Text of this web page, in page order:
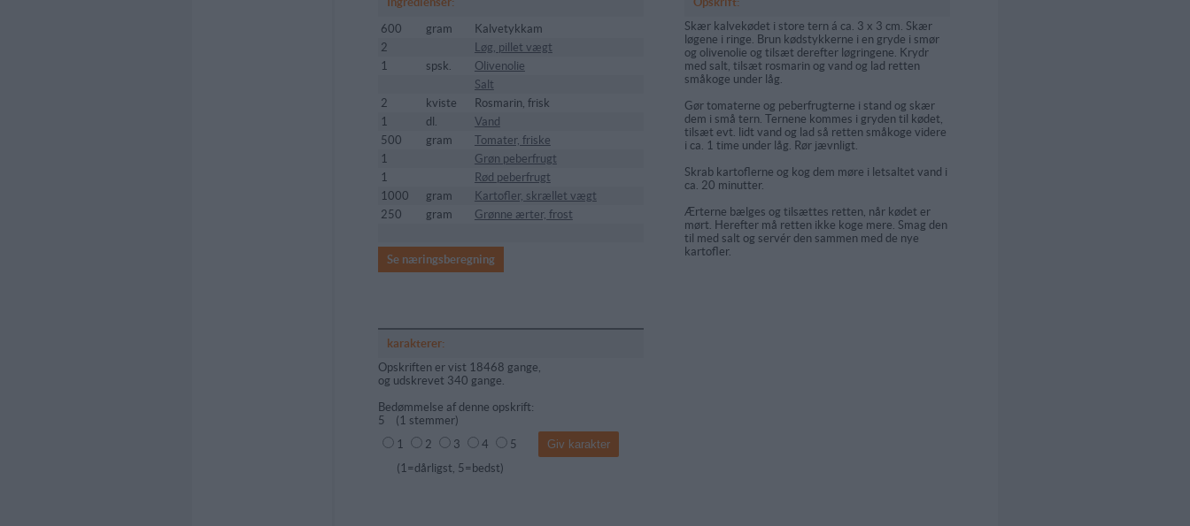
600
gram
Kalvetykkam
2
Løg, pillet vægt
1
spsk.
Olivenolie
Salt
2
kviste
Rosmarin, frisk
1
dl.
Vand
500
gram
Tomater, friske
1
Grøn peberfrugt
1
Rød peberfrugt
1000
gram
Kartofler, skrællet vægt
250
gram Grønne ærter, frost
Se næringsberegning
Skær kalvekødet i store tern á ca. 3 x 3 cm. Skær
løgene i ringe. Brun kødstykkerne i en gryde i smør
og olivenolie og tilsæt derefter løgringene. Krydr
med salt, tilsæt rosmarin og vand og lad retten
småkoge under låg.
Gør tomaterne og peberfrugterne i stand og skær
dem i små tern. Ternene kommes i gryden til kødet,
tilsæt evt. lidt vand og lad så retten småkoge videre
i ca. 1 time under låg. Rør jævnligt.
Skrab kartoflerne og kog dem møre i letsaltet vand i
ca. 20 minutter.
Ærterne bælges og tilsættes retten, når kødet er
mørt. Herefter må retten ikke koge mere. Smag den
til med salt og servér den sammen med de nye
kartofler.
karakterer:
Opskriften er vist 18468 gange,
og udskrevet 340 gange.
Bedømmelse af denne opskrift:
5 ( 1 stemmer)
1
2 3 4
5
(1=dårligst, 5=bedst)